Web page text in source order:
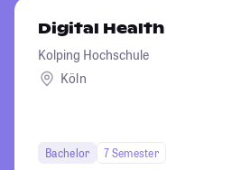
Digital Health
Kolping Hochschule
Köln
Bachelor 7 Semester